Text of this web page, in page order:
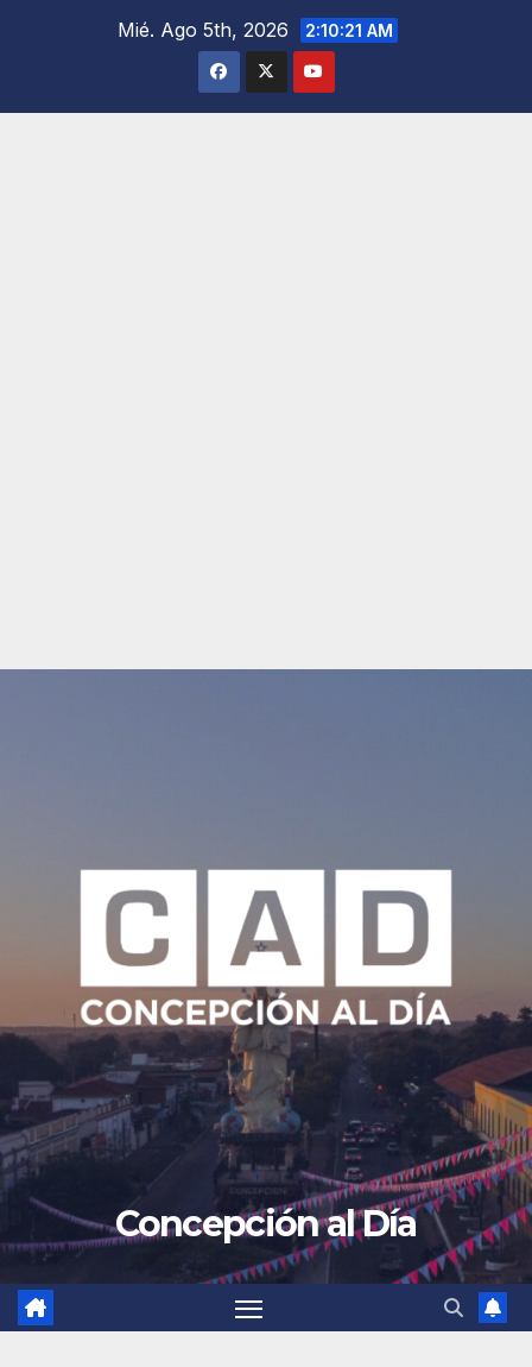
Mié. Ago 5th, 2026 2:10:22 AM
Concepción al Día